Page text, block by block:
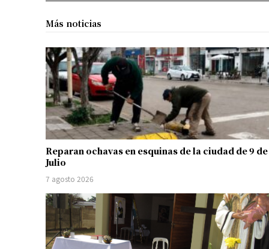
Más noticias
Reparan ochavas en esquinas de la ciudad de 9 de
Julio
7 agosto 2026